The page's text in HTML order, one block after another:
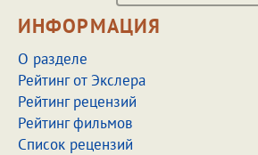
ИНФОРМАЦИЯ
О разделе
Рейтинг от Экслера
Рейтинг рецензий
Рейтинг фильмов
Список рецензий